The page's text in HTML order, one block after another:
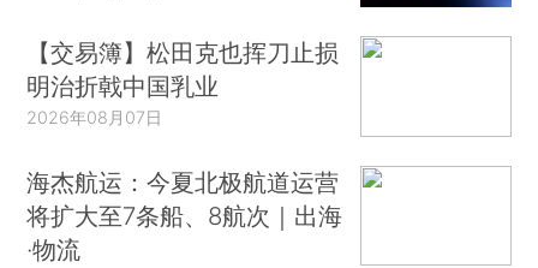
【交易簿】松田克也挥刀止损
明治折戟中国乳业
2026年08月07日
海杰航运：今夏北极航道运营
将扩大至7条船、8航次｜出海
·物流